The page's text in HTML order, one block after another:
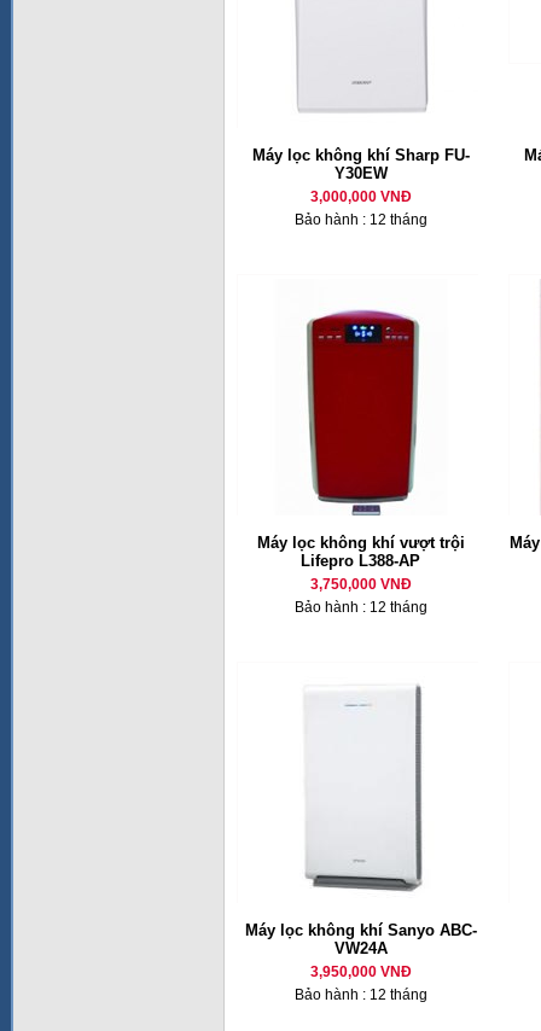
Máy lọc không khí Sharp FU-
Y30EW
3,000,000 VNĐ
Bảo hành : 12 tháng
Máy lọc không khí vượt trội
Lifepro L388-AP
3,750,000 VNĐ
Bảo hành : 12 tháng
Máy lọc không khí Sanyo ABC-
VW24A
3,950,000 VNĐ
Bảo hành : 12 tháng